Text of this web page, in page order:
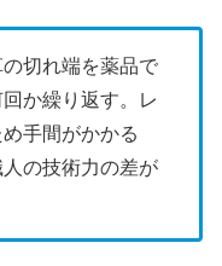
切れ端を薬品で
か繰り返す。レ
手間がかかる
の技術力の差が